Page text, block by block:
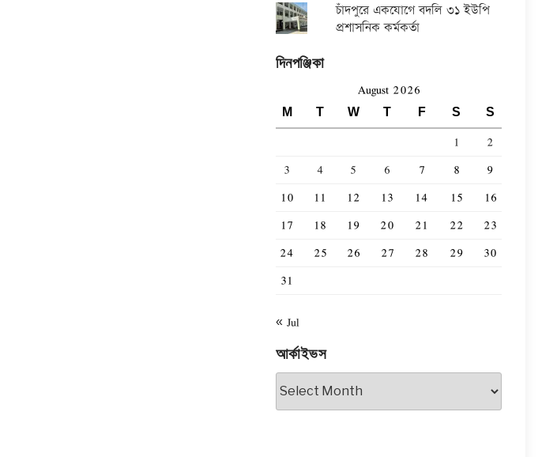
চাঁদপুরে একযোগে বদলি ৩১ ইউপি
প্রশাসনিক কর্মকর্তা
দিনপঞ্জিকা
August 2026
M T W T F S S
1
2
3
4 5 6 7 8
9
10
11 12 13 14 15
16
17
18 19 20 21 22
23
24
25 26 27 28 29
30
31
« Jul
আর্কাইভস